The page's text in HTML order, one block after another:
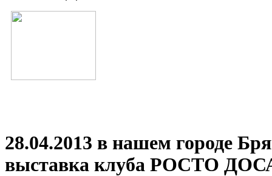
28.04.2013 в нашем городе
выставка клуба РОСТО